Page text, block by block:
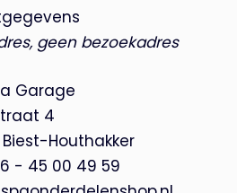
geen bezoekadres
Garage
4
Biest-Houthakker
- 45 00 49 59